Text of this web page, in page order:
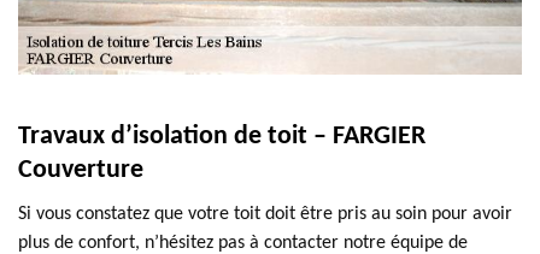
Travaux d’isolation de toit – FARGIER
Couverture
Si vous constatez que votre toit doit être pris au soin pour avoir
plus de confort, n’hésitez pas à contacter notre équipe de